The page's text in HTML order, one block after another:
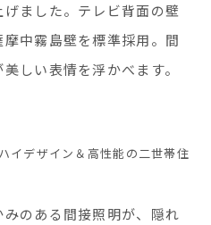
ました。テレビ背面の壁
中霧島壁を標準採用。間
しい表情を浮かべます。
のある間接照明が、隠れ